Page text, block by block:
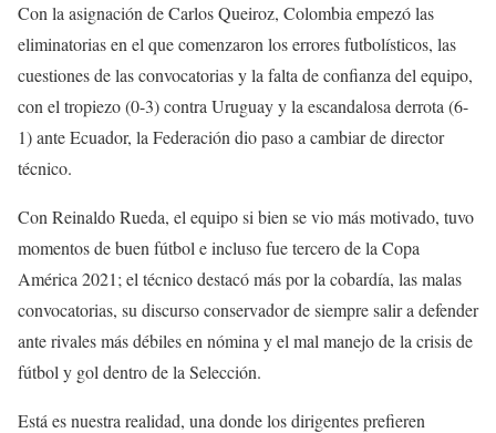
Con la asignación de Carlos Queiroz, Colombia empezó las
eliminatorias en el que comenzaron los errores futbolísticos, las
cuestiones de las convocatorias y la falta de confianza del equipo,
con el tropiezo (0-3) contra Uruguay y la escandalosa derrota (6-
1) ante Ecuador, la Federación dio paso a cambiar de director
técnico.
Con Reinaldo Rueda, el equipo si bien se vio más motivado, tuvo
momentos de buen fútbol e incluso fue tercero de la Copa
América 2021; el técnico destacó más por la cobardía, las malas
convocatorias, su discurso conservador de siempre salir a defender
ante rivales más débiles en nómina y el mal manejo de la crisis de
fútbol y gol dentro de la Selección.
Está es nuestra realidad, una donde los dirigentes prefieren